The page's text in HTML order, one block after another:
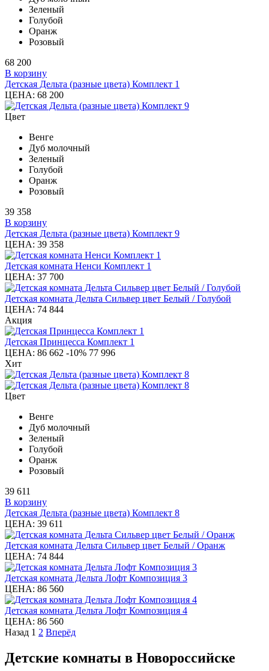
Зеленый
Голубой
Оранж
Розовый
68 200
В корзину
Детская Дельта (разные цвета) Комплект 1
ЦЕНА: 68 200
Цвет
Венге
Дуб молочный
Зеленый
Голубой
Оранж
Розовый
39 358
В корзину
Детская Дельта (разные цвета) Комплект 9
ЦЕНА: 39 358
Детская комната Ненси Комплект 1
ЦЕНА: 37 700
Детская комната Дельта Сильвер цвет Белый / Голубой
ЦЕНА: 74 844
Акция
Детская Принцесса Комплект 1
ЦЕНА: 86 662 -10% 77 996
Хит
Цвет
Венге
Дуб молочный
Зеленый
Голубой
Оранж
Розовый
39 611
В корзину
Детская Дельта (разные цвета) Комплект 8
ЦЕНА: 39 611
Детская комната Дельта Сильвер цвет Белый / Оранж
ЦЕНА: 74 844
Детская комната Дельта Лофт Композиция 3
ЦЕНА: 86 560
Детская комната Дельта Лофт Композиция 4
ЦЕНА: 86 560
Назад 1 2 Вперёд
Детские комнаты в Новороссийске